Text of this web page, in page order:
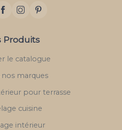
Produits
le catalogue
nos marques
pour terrasse
cuisine
intérieur